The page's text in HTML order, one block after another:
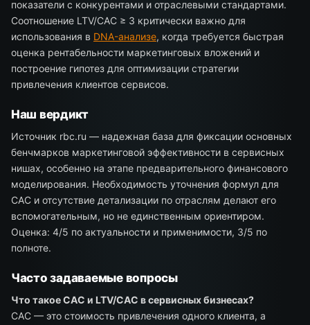
показатели с конкурентами и отраслевыми стандартами.
Соотношение LTV/CAC ≥ 3 критически важно для
использования в DNA-анализе, когда требуется быстрая
оценка рентабельности маркетинговых вложений и
построение гипотез для оптимизации стратегии
привлечения клиентов сервисов.
Наш вердикт
Источник rbc.ru — надежная база для фиксации основных
бенчмарков маркетинговой эффективности в сервисных
нишах, особенно на этапе предварительного финансового
моделирования. Необходимость уточнения формул для
CAC и отсутствие детализации по отраслям делают его
вспомогательным, но не единственным ориентиром.
Оценка: 4/5 по актуальности и применимости, 3/5 по
полноте.
Часто задаваемые вопросы
Что такое CAC и LTV/CAC в сервисных бизнесах?
CAC — это стоимость привлечения одного клиента, а